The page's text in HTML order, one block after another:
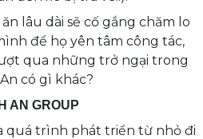
lâu dài sẽ cố gắng chăm lo
để họ yên tâm công tác,
qua những trở ngại trong
có gì khác?
AN GROUP
quá trình phát triển từ nhỏ đi